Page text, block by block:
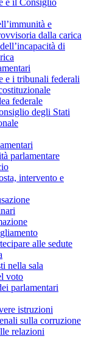
e il Consiglio
e
dalla carica
di
e i tribunali federali
federale
degli Stati
parlamentare
intervento e
alle sedute
nella sala
voto
parlamentari
istruzioni
sulla corruzione
relazioni